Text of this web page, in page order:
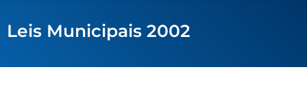
Leis Municipais 2002